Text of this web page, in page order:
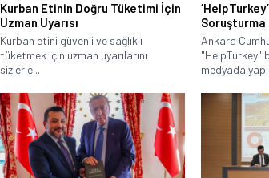
Kurban Etinin Doğru Tüketimi İçin
Uzman Uyarısı
Kurban etini güvenli ve sağlıklı
tüketmek için uzman uyarılarını
sizlerle...
Soruşturma
Ankara
"HelpTurkey"
medyada